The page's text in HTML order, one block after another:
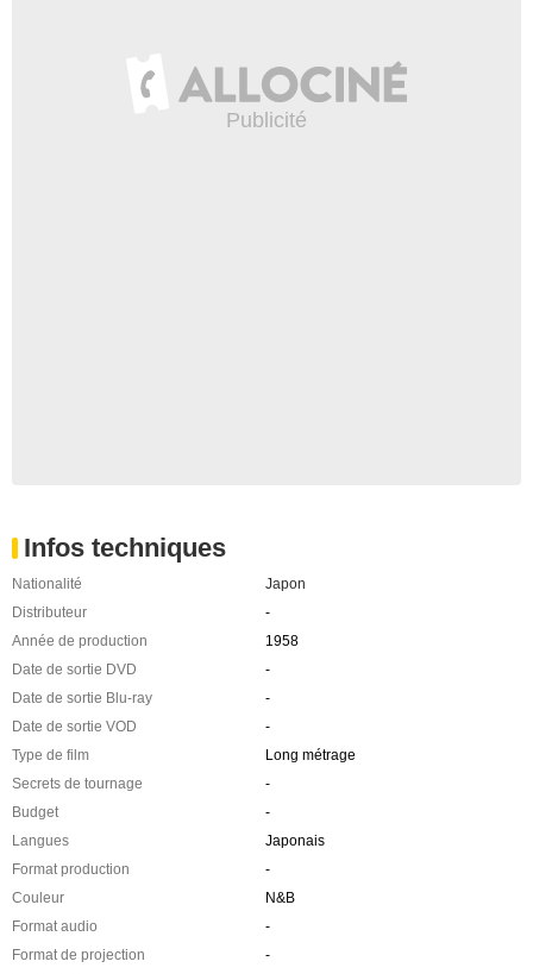
Infos techniques
Nationalité
Japon
Distributeur
-
Année de production
1958
Date de sortie DVD
-
Date de sortie Blu-ray
-
Date de sortie VOD
-
Type de film
Long métrage
Secrets de tournage
-
Budget
-
Langues
Japonais
Format production
-
Couleur
N&B
Format audio
-
Format de projection
-